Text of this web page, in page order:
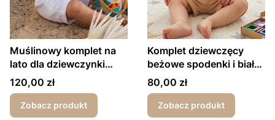
Muślinowy komplet na
lato dla dziewczynki
beżowa bluzka plus białe
spodenki
Cena
120,00 zł
Zobacz produkt
Komplet dziewczęcy
beżowe spodenki i biały
T-shirt Kotek
Cena
80,00 zł
Zobacz produkt